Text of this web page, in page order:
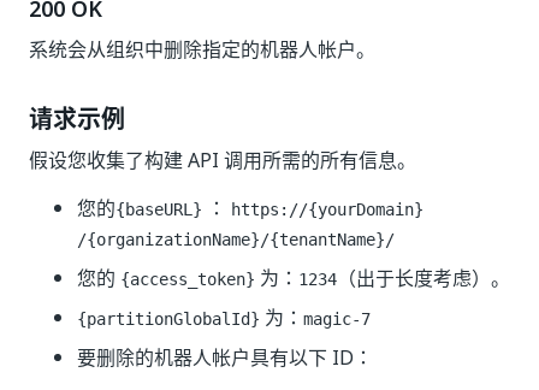
200 OK
系统会从组织中删除指定的机器人帐户。
请求示例
假设您收集了构建 API 调用所需的所有信息。
您的{baseURL} ：
https://{yourDomain}
/{organizationName}/{tenantName}/
您的 {access_token} 为： 1234 （出于长度考虑）。
{partitionGlobalId} 为： magic-7
要删除的机器人帐户具有以下 ID：